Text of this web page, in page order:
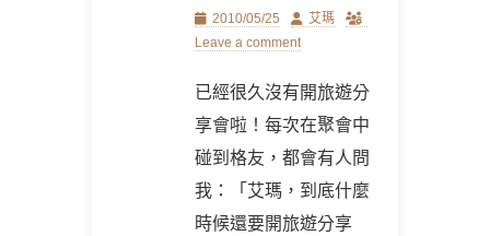
Posted
on
2010/05/25 Author
艾瑪
Leave a comment
已經很久沒有開旅遊分
享會啦！每次在聚會中
碰到格友，都會有人問
我：「艾瑪，到底什麼
時候還要開旅遊分享